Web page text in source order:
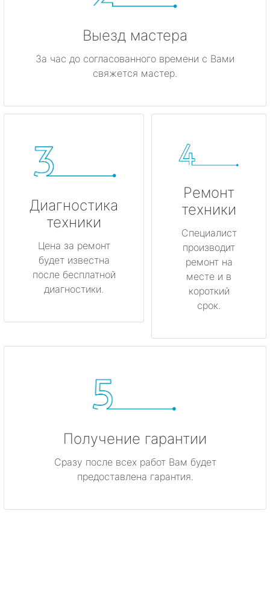
Выезд мастера
За час до согласованного времени с Вами
свяжется мастер.
Диагностика
техники
Цена за ремонт
будет известна
после бесплатной
диагностики.
Ремонт
техники
Специалист
производит
ремонт на
месте и в
короткий
срок.
Получение гарантии
Сразу после всех работ Вам будет
предоставлена гарантия.